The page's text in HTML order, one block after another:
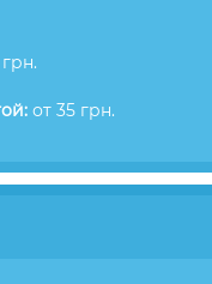
от 35 грн.